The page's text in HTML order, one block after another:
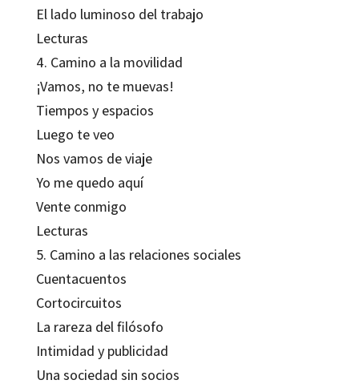
El lado luminoso del trabajo
Lecturas
4. Camino a la movilidad
¡Vamos, no te muevas!
Tiempos y espacios
Luego te veo
Nos vamos de viaje
Yo me quedo aquí
Vente conmigo
Lecturas
5. Camino a las relaciones sociales
Cuentacuentos
Cortocircuitos
La rareza del filósofo
Intimidad y publicidad
Una sociedad sin socios